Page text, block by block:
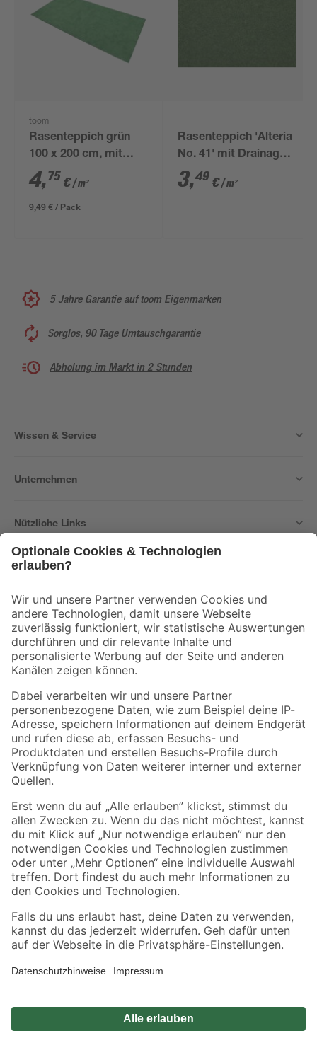
toom
Rasenteppich grün
100 x 200 cm, mit
Noppen
4,75 €/ m²
9,49 € / Pack
Rasenteppich 'Alteria
No. 41' mit Drainage
200 cm x 4 mm grün
Meterware
3,49 €/ m²
5 Jahre Garantie auf toom Eigenmarken
Sorglos, 90 Tage Umtauschgarantie
Abholung im Markt in 2 Stunden
Wissen & Service
Unternehmen
Nützliche Links
Der toom Newsletter: Keine Angebote und Aktionen mehr verpassen!
Zur Newsletter Anmeldung
Folge uns
Zahlungsarten Versandarten
Sicher einkaufen
Jetzt die toom-App herunterladen
Alle Preisangaben in EUR inkl. gesetzl. MwSt.. Die dargestellten Angebote sind unter
Umständen nicht in allen Märkten verfügbar. Die angegebenen Verfügbarkeiten beziehen
Produkte nur solange der Vorrat reicht.
*Paketversand ab 59 € versandkostenfrei, gilt nicht für Artikel mit Speditionsversand, hier
Privatsphäre Impressum
Nutzungsbedingungen
Widerrufsrecht Vertrag widerrufen